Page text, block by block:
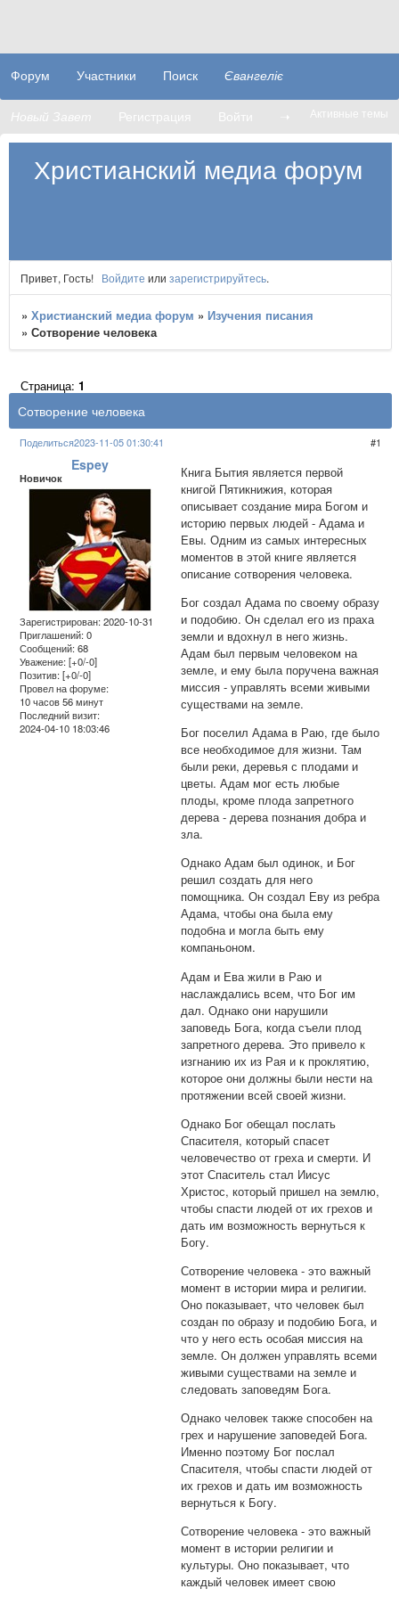
Христианский медиа форум
Форум Участники Поиск Євангеліє
Новый Завет Регистрация Войти ➝ Активные темы
Привет, Гость! Войдите или зарегистрируйтесь.
»Христианский медиа форум » Изучения писания
»Сотворение человека
Сотворение человека
Страница:1
Поделиться 1
2023-11-05 01:30:41
Espey
Новичок
Зарегистрирован: 2020-10-31
Приглашений:0
Сообщений:68
Уважение: [+0/-0]
Позитив: [+0/-0]
Провел на форуме:
10 часов 56 минут
Последний визит:
2024-04-10 18:03:46
Книга Бытия является первой
книгой Пятикнижия, которая
описывает создание мира Богом и
историю первых людей - Адама и
Евы. Одним из самых интересных
моментов в этой книге является
описание сотворения человека.
Бог создал Адама по своему образу
и подобию. Он сделал его из праха
земли и вдохнул в него жизнь.
Адам был первым человеком на
земле, и ему была поручена важная
миссия - управлять всеми живыми
существами на земле.
Бог поселил Адама в Раю, где было
все необходимое для жизни. Там
были реки, деревья с плодами и
цветы. Адам мог есть любые
плоды, кроме плода запретного
дерева - дерева познания добра и
зла.
Однако Адам был одинок, и Бог
решил создать для него
помощника. Он создал Еву из ребра
Адама, чтобы она была ему
подобна и могла быть ему
компаньоном.
Адам и Ева жили в Раю и
наслаждались всем, что Бог им
дал. Однако они нарушили
заповедь Бога, когда съели плод
запретного дерева. Это привело к
изгнанию их из Рая и к проклятию,
которое они должны были нести на
протяжении всей своей жизни.
Однако Бог обещал послать
Спасителя, который спасет
человечество от греха и смерти. И
этот Спаситель стал Иисус
Христос, который пришел на землю,
чтобы спасти людей от их грехов и
дать им возможность вернуться к
Богу.
Сотворение человека - это важный
момент в истории мира и религии.
Оно показывает, что человек был
создан по образу и подобию Бога, и
что у него есть особая миссия на
земле. Он должен управлять всеми
живыми существами на земле и
следовать заповедям Бога.
Однако человек также способен на
грех и нарушение заповедей Бога.
Именно поэтому Бог послал
Спасителя, чтобы спасти людей от
их грехов и дать им возможность
вернуться к Богу.
Сотворение человека - это важный
момент в истории религии и
культуры. Оно показывает, что
каждый человек имеет свою